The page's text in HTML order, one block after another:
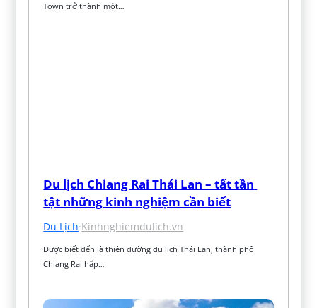
Town trở thành một…
Du lịch Chiang Rai Thái Lan – tất tần
tật những kinh nghiệm cần biết
Du Lịch·Kinhnghiemdulich.vn
Được biết đến là thiên đường du lịch Thái Lan, thành phố
Chiang Rai hấp…